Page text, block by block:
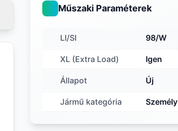
Műszaki Paraméterek
LI/SI 98/W
XL (Extra Load) Igen
Állapot Új
Jármű kategória Személy